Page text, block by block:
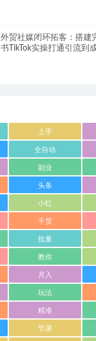
外贸社媒闭环拓客：搭建
书TikTok实操打通引流到
上手
全自动
副业
头条
小红
干货
批量
教你
月入
玩法
精准
节课